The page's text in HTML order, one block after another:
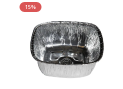
15%